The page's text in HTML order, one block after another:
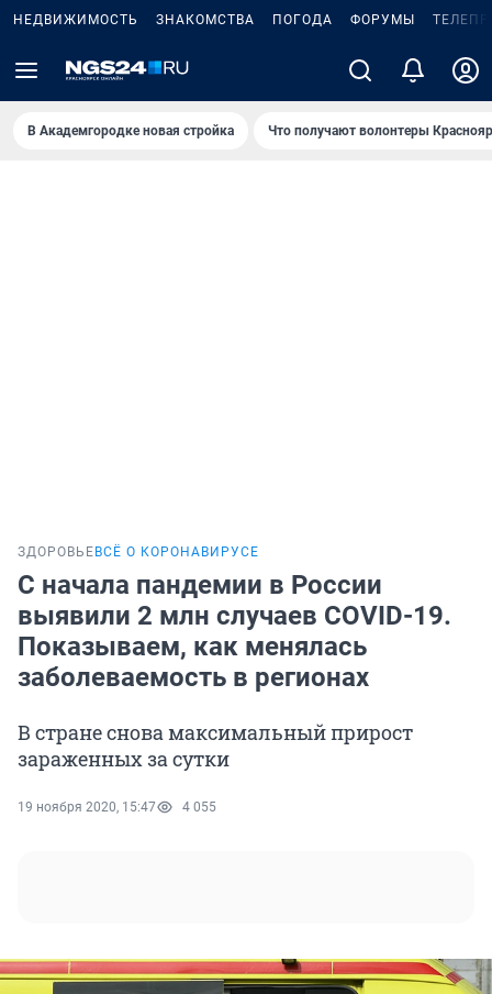
НЕДВИЖИМОСТЬ ЗНАКОМСТВА ПОГОДА ФОРУМЫ
В Академгородке новая стройка Что получают волонтеры
ЗДОРОВЬЕ ВСЁ О КОРОНАВИРУСЕ
С начала пандемии в России
выявили 2 млн случаев COVID-19.
Показываем, как менялась
заболеваемость в регионах
В стране снова максимальный прирост
зараженных за сутки
19 ноября 2020, 15:47 4 055